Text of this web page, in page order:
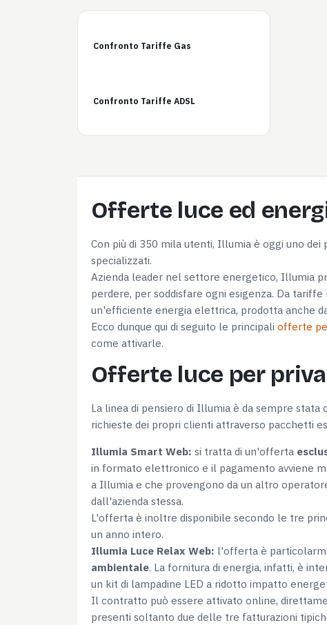
Consenso
Questo sito web utilizza i
di analisi dei dati web,
che hanno raccolto dal tuo
Selezione
consenso
Rifiuta
Confronto Tariffe Gas
Confronto Tariffe ADSL
Offerte luce ed
Con più di 350 mila utenti, Illumia è oggi uno
specializzati.
Azienda leader nel settore energetico, Illumia
perdere, per soddisfare ogni esigenza. Da
un'efficiente energia elettrica, prodotta anche
Ecco dunque qui di seguito le principali offerte
come attivarle.
Offerte luce per
La linea di pensiero di Illumia è da sempre
richieste dei propri clienti attraverso pacchetti
Illumia Smart Web: si tratta di un'offerta
in formato elettronico e il pagamento avviene
a Illumia e che provengono da un altro
dall'azienda stessa.
L'offerta è inoltre disponibile secondo le tre
un anno intero.
Illumia Luce Relax Web: l'offerta è
ambientale. La fornitura di energia, infatti, è
un kit di lampadine LED a ridotto impatto
Il contratto può essere attivato online,
presenti soltanto due delle tre fatturazioni